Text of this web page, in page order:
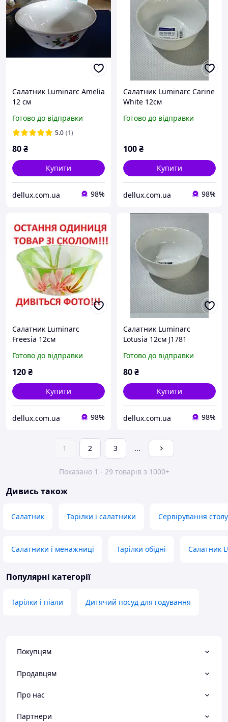
Салатник Luminarc Amelia
12 см
Готово до відправки
5.0 (1)
80₴
Купити
dellux.com.ua 98%
Салатник Luminarc Carine
White 12см
Готово до відправки
100₴
Купити
dellux.com.ua 98%
Салатник Luminarc
Freesia 12см
Готово до відправки
120₴
Купити
dellux.com.ua 98%
Салатник Luminarc
Lotusia 12см J1781
Готово до відправки
80₴
Купити
dellux.com.ua 98%
1 2 3 ...
Показано 1 - 29 товарів з 1000+
Дивись також
Салатник Тарілки і салатники Сервірування столу
Салатники і менажниці Тарілки обідні Салатник
Популярні категорії
Тарілки і піали Дитячий посуд для годування
Покупцям
Продавцям
Про нас
Партнери